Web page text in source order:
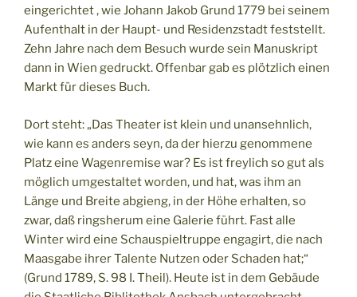
eingerichtet , wie Johann Jakob Grund 1779 bei seinem
Aufenthalt in der Haupt- und Residenzstadt feststellt.
Zehn Jahre nach dem Besuch wurde sein Manuskript
dann in Wien gedruckt. Offenbar gab es plötzlich einen
Markt für dieses Buch.
Dort steht: „Das Theater ist klein und unansehnlich,
wie kann es anders seyn, da der hierzu genommene
Platz eine Wagenremise war? Es ist freylich so gut als
möglich umgestaltet worden, und hat, was ihm an
Länge und Breite abgieng, in der Höhe erhalten, so
zwar, daß ringsherum eine Galerie führt. Fast alle
Winter wird eine Schauspieltruppe engagirt, die nach
Maasgabe ihrer Talente Nutzen oder Schaden hat;“
(Grund 1789, S. 98 I. Theil). Heute ist in dem Gebäude